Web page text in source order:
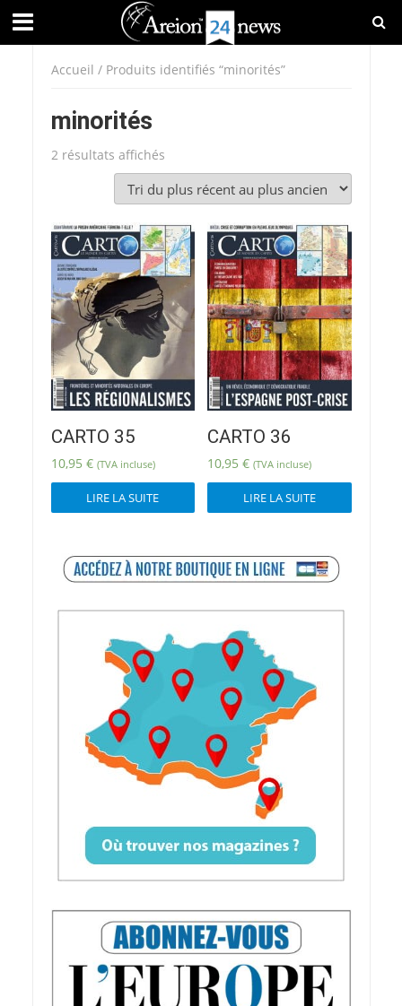
Accueil / Produits identifiés “minorités”
minorités
2 résultats affichésTrié
du
plus
récent
au
plus
ancien
CARTO 35
10,95 € (TVA incluse)
LIRE LA SUITE
CARTO 36
10,95 € (TVA incluse)
LIRE LA SUITE